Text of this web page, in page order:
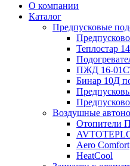
О компании
Каталог
Предпусковые
Теплостар
ПЖД 16-01СТ
Бинар 10Д
Воздушные
Отопители
Aero Comfort
HeatCool